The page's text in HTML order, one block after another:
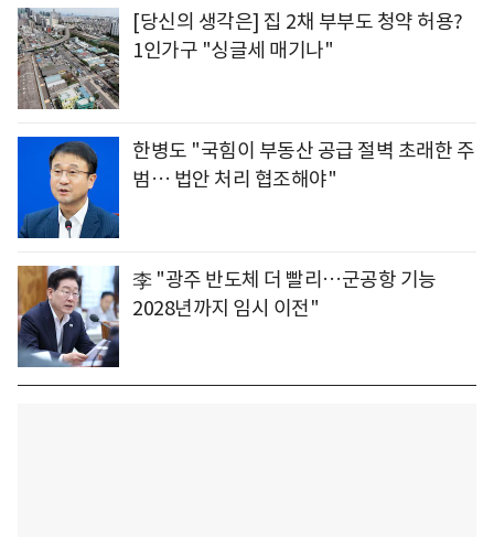
[당신의 생각은] 집 2채 부부도 청약 허용?
1인가구 "싱글세 매기나"
한병도 "국힘이 부동산 공급 절벽 초래한 주
범… 법안 처리 협조해야"
李 "광주 반도체 더 빨리…군공항 기능
2028년까지 임시 이전"